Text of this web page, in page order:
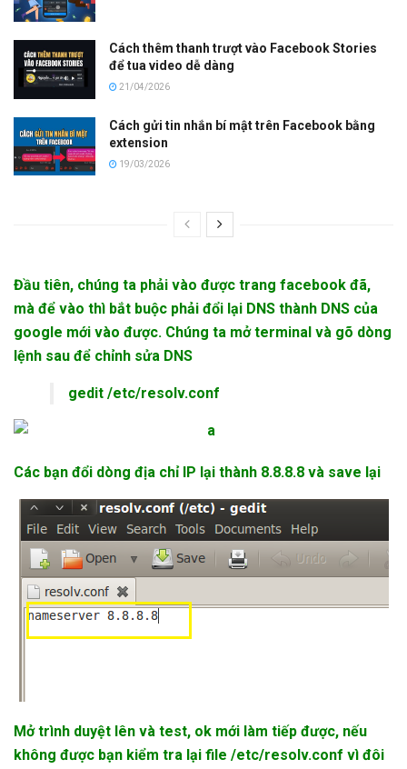
Cách thêm thanh trượt vào Facebook Stories
để tua video dễ dàng
21/04/2026
Cách gửi tin nhắn bí mật trên Facebook bằng
extension
19/03/2026
Đầu tiên, chúng ta phải vào được trang facebook đã,
mà để vào thì bắt buộc phải đổi lại DNS thành DNS của
google mới vào được. Chúng ta mở terminal và gõ dòng
lệnh sau để chỉnh sửa DNS
gedit /etc/resolv.conf
Các bạn đổi dòng địa chỉ IP lại thành 8.8.8.8 và save lại
Mở trình duyệt lên và test, ok mới làm tiếp được, nếu
không được bạn kiểm tra lại file /etc/resolv.conf vì đôi